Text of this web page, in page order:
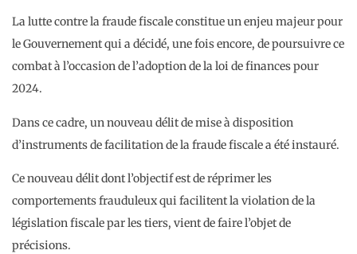
La lutte contre la fraude fiscale constitue un enjeu majeur pour
le Gouvernement qui a décidé, une fois encore, de poursuivre ce
combat à l’occasion de l’adoption de la loi de finances pour
2024.
Dans ce cadre, un nouveau délit de mise à disposition
d’instruments de facilitation de la fraude fiscale a été instauré.
Ce nouveau délit dont l’objectif est de réprimer les
comportements frauduleux qui facilitent la violation de la
législation fiscale par les tiers, vient de faire l’objet de
précisions.